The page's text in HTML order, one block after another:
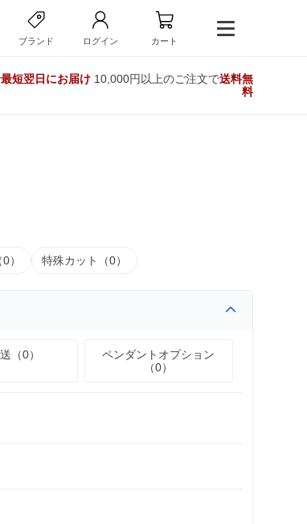
ブランド ログイン カート
最短翌日にお届け10,000円以上のご注文で送料無
料
） 特殊カット（0）
（0）
ペンダントオプション
（0）